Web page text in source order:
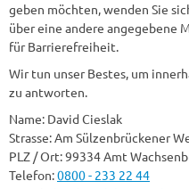
geben möchten, wenden Sie
über eine andere angegebene
für Barrierefreiheit.
Wir tun unser Bestes, um
zu antworten.
Name: David Cieslak
Strasse: Am Sülzenbrückener
PLZ / Ort: 99334 Amt
Telefon:0800 - 233 22 44